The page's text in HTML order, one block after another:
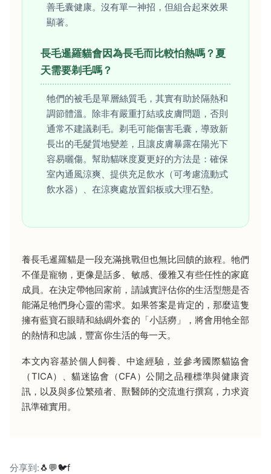
善毛囊健康。沒有單一神招，但組合起來效果
顯著。
長毛暹羅貓會因為長毛而比較怕熱嗎？夏
天需要剃毛嗎？
牠們的被毛是單層絲質毛，其實有助於隔熱和
調節體溫。除非有嚴重打結或皮膚問題，否則
通常不建議剃毛。剃毛可能傷害毛囊，導致新
長出的毛髮質地變差，且讓皮膚暴露在陽光下
容易曬傷。幫助貓咪度夏更好的方法是：確保
室內通風涼爽、提供充足飲水（可考慮流動式
飲水器）、在涼爽處放置鋁板或大理石墊。
養長毛暹羅貓是一段充滿挑戰但也無比回饋的旅程。牠們
不僅是寵物，更像是話多、敏感、優雅又有些任性的家庭
成員。在決定帶牠回家前，請誠實評估你的生活型態是否
能滿足牠們身心靈的需求。如果答案是肯定的，那麼這隻
擁有藍寶石眼睛和絲綢外套的「小話癆」，將會用牠全部
的熱情和忠誠，豐富你生活的每一天。
本文內容基於個人飼養、中途經驗，並參考國際貓協會
（TICA）、貓迷協會（CFA）公開之品種標準與健康資
訊，以及與多位繁殖者、獸醫師的交流進行撰寫，力求資
訊準確實用。
分享到:🐧💬🐦f